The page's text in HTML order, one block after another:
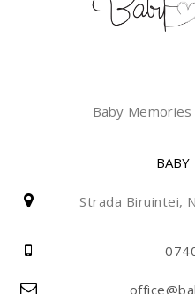
Baby
BABY
Strada Biruintei,